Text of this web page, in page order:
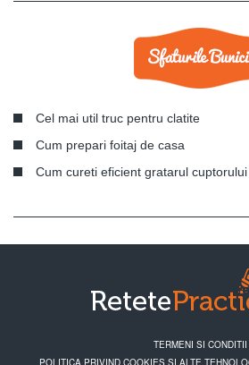
Cel mai util truc pentru clatite
Cum prepari foitaj de casa
Cum cureti eficient gratarul cuptorului
TERMENI SI CONDITII
POLITICA PRIVIND COOKIES SI ALTE